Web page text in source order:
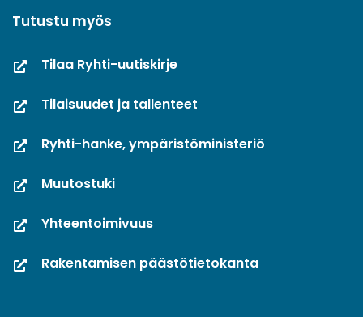
Tutustu myös
Tilaa Ryhti-uutiskirje
Tilaisuudet ja tallenteet
Ryhti-hanke, ympäristöministeriö
Muutostuki
Yhteentoimivuus
Rakentamisen päästötietokanta